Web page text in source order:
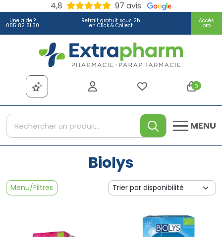
4,8 97 avis
Une aide ?
085 82 81 30
Retrait gratuit sous 2h
en Click & Collect
Accès
pro
Extrapharm Votre
0
MENU
Biolys
Menu/Filtres